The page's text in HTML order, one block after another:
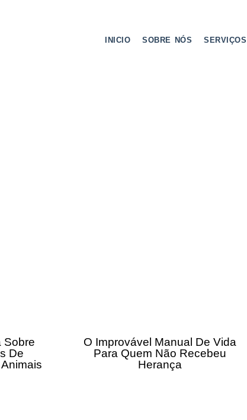
INICIO SOBRE NÓS SERVIÇOS
Sobre
De
O Improvável Manual De Vida
Para Quem Não Recebeu
Herança